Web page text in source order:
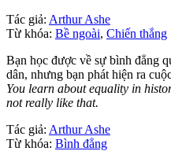
Tác giả: Arthur Ashe
Từ khóa: Bề ngoài, Chiến thắng
Bạn học được về sự bình đẳng
dân, nhưng bạn phát hiện ra
You learn about equality in
not really like that.
Tác giả: Arthur Ashe
Từ khóa: Bình đẳng